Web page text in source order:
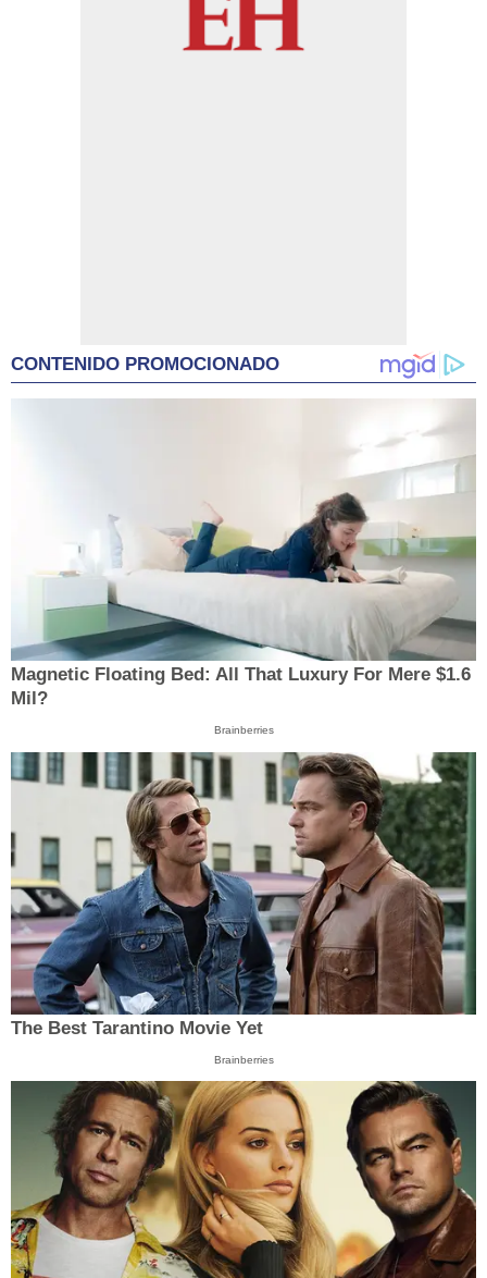
CONTENIDO PROMOCIONADO
Magnetic Floating Bed: All That Luxury For Mere $1.6
Mil?
Brainberries
The Best Tarantino Movie Yet
Brainberries